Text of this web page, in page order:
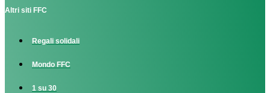
Altri siti FFC
Regali solidali
Mondo FFC
1 su 30